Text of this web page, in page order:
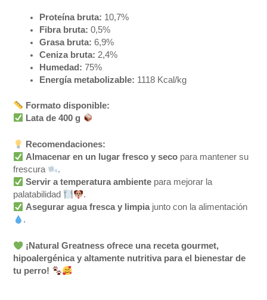
Proteína bruta: 10,7%
Fibra bruta: 0,5%
Grasa bruta: 6,9%
Ceniza bruta: 2,4%
Humedad: 75%
Energía metabolizable: 1118 Kcal/kg
Formato disponible:
Lata de 400 g
Recomendaciones:
Almacenar en un lugar fresco y seco para mantener su
frescura
.
Servir a temperatura ambiente para mejorar la
palatabilidad
.
Asegurar agua fresca y limpia junto con la alimentación
.
¡Natural Greatness ofrece una receta gourmet,
hipoalergénica y altamente nutritiva para el bienestar de
tu perro!